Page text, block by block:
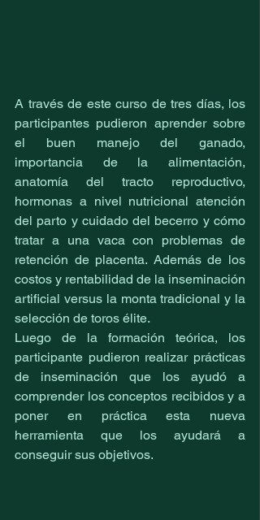
A través de este curso de tres días, los
participantes pudieron aprender sobre
el buen manejo del ganado,
importancia de la alimentación,
anatomía del tracto reproductivo,
hormonas a nivel nutricional atención
del parto y cuidado del becerro y cómo
tratar a una vaca con problemas de
retención de placenta. Además de los
costos y rentabilidad de la inseminación
artificial versus la monta tradicional y la
selección de toros élite.
Luego de la formación teórica, los
participante pudieron realizar prácticas
de inseminación que los ayudó a
comprender los conceptos recibidos y a
poner en práctica esta nueva
herramienta que los ayudará a
conseguir sus objetivos.